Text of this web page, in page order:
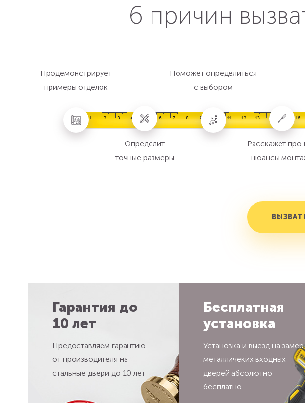
6 причин
Продемонстрирует
примеры отделок
Определит
точные размеры
Поможет определиться
с выбором
Расскажет про
нюансы
Гарантия до
10 лет
Предоставляем гарантию
от производителя на
стальные двери до 10 лет
Бесплатная
установка
Установка и выезд на замер
металличеких входных
дверей абсолютно
бесплатно